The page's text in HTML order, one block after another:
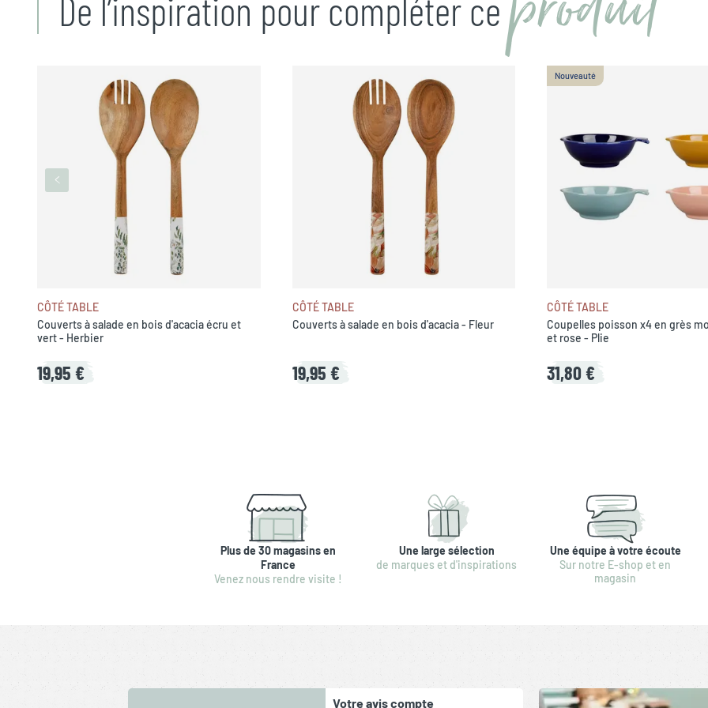
De l’inspiration pour compléter ce
CÔTÉ TABLE
Couverts à salade en bois d'acacia écru et
vert - Herbier
19,95 €
CÔTÉ TABLE
Couverts à salade en bois d'acacia - Fleur
19,95 €
Nouveauté
CÔTÉ TABLE
Coupelles poisson x4 en grès
et rose - Plie
31,80 €
Plus de 30 magasins en
France
Venez nous rendre visite !
Une large sélection
de marques et d'inspirations
Une équipe à votre écoute
Sur notre E-shop et en
magasin
Votre avis compte